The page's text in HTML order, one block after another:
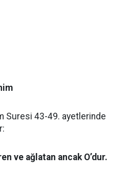
Suresi 43-49. ayetlerinde
ve ağlatan ancak O’dur.